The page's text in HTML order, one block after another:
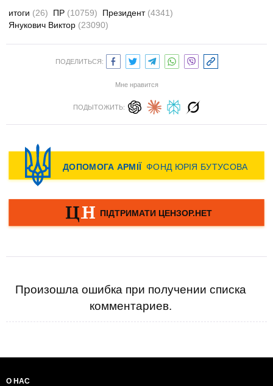
итоги (26) ПР (10759) Президент (4341)
Янукович Виктор (23090)
ПОДЕЛИТЬСЯ:
Мне нравится
ПОДЫТОЖИТЬ:
Произошла ошибка при получении списка
комментариев.
О НАС